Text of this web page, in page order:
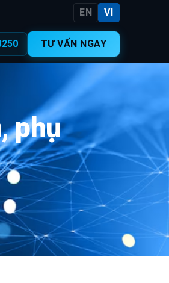
EN VI
TƯ VẤN NGAY
phụ